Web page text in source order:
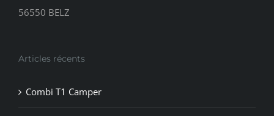
56550 BELZ
Articles récents
Combi T1 Camper